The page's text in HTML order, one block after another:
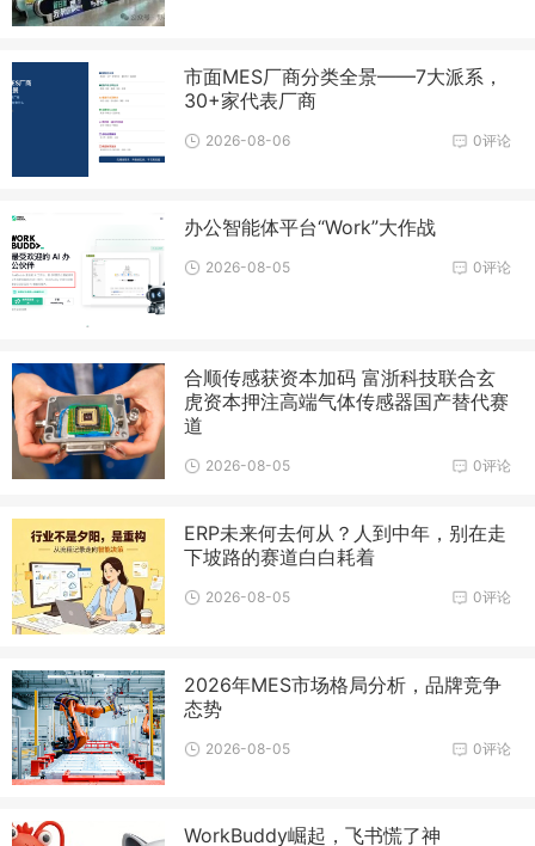
市面MES厂商分类全景——7大派系，
30+家代表厂商
0评论
2026-08-06
办公智能体平台“Work”大作战
0评论
2026-08-05
合顺传感获资本加码 富浙科技联合玄
虎资本押注高端气体传感器国产替代赛
道
0评论
2026-08-05
ERP未来何去何从？人到中年，别在走
下坡路的赛道白白耗着
0评论
2026-08-05
2026年MES市场格局分析，品牌竞争
态势
0评论
2026-08-05
WorkBuddy崛起，飞书慌了神